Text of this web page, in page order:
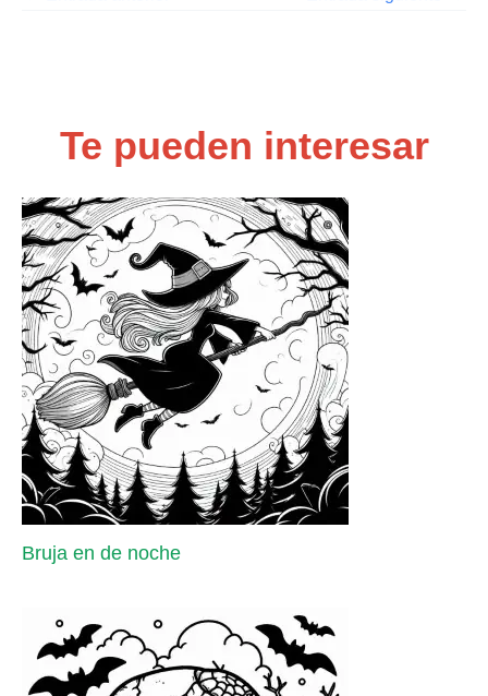
Te pueden interesar
Bruja en de noche